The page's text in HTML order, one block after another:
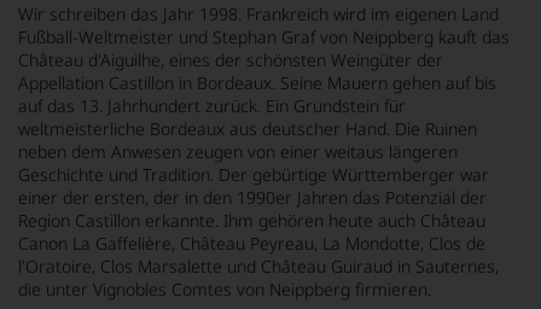
Wir schreiben das Jahr 1998. Frankreich wird im eigenen Land
Fußball-Weltmeister und Stephan Graf von Neippberg kauft das
Château d'Aiguilhe eines der schönsten Weingüter der
Appellation Castillon in Bordeaux. Seine Mauern gehen auf bis
auf das 13. Jahrhundert zurück. Ein Grundstein für
weltmeisterliche Bordeaux aus deutscher Hand. Die Ruinen
neben dem Anwesen zeugen von einer weitaus längeren
Geschichte und Tradition. Der gebürtige Württemberger war
einer der ersten, der in den 1990er Jahren das Potenzial der
Region Castillon erkannte. Ihm gehören heute auch Château
Canon La Gaffelière, Château Peyreau La Mondotte, Clos de
l'Oratoire, Clos Marsalette und Château Guiraud in Sauternes,
die unter Vignobles Comtes von Neippberg firmieren.